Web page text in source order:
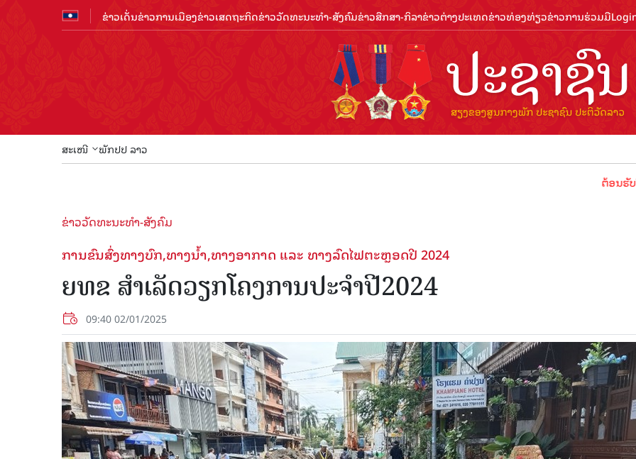
ຂ່າວເດັ່ນຂ່າວການເມືອງຂ່າວເສດຖະກິດຂ່າວວັດທະນະທຳ-ສັງຄົມຂ່າວສືກສາ-ກິລາຂ່າວຕ່າງປະເທດຂ່າວທ່ອງທ່ຽວຂ່າວການຮ່ວມມື
ສະເໜີ ພັກປປ ລາວ
ຕ້ອນຮັບປີທ່ອງ
ຂ່າວວັດທະນະທຳ-ສັງຄົມ
ການຂົນສົ່ງທາງບົກ,ທາງນໍ້າ,ທາງອາກາດ ແລະ ທາງລົດໄຟຕະຫຼອດປີ 2024
ຍທຂ ສໍາເລັດວຽກໂຄງການປະຈໍາປີ2024
09:40 02/01/2025